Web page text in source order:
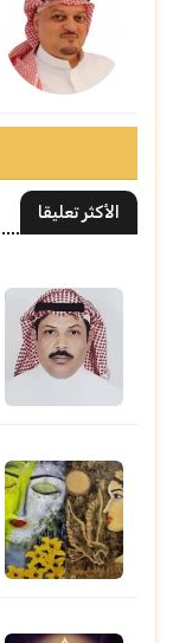
الأكثر تعليقا